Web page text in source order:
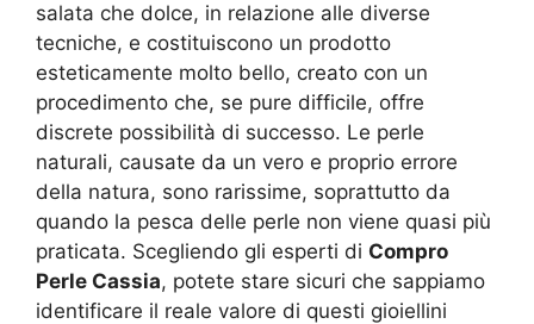
salata che dolce, in relazione alle diverse
tecniche, e costituiscono un prodotto
esteticamente molto bello, creato con un
procedimento che, se pure difficile, offre
discrete possibilità di successo. Le perle
naturali, causate da un vero e proprio errore
della natura, sono rarissime, soprattutto da
quando la pesca delle perle non viene quasi più
praticata. Scegliendo gli esperti di Compro
Perle Cassia, potete stare sicuri che sappiamo
identificare il reale valore di questi gioiellini